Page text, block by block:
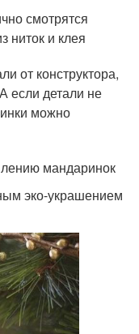
смотрятся
ниток и клея
от конструктора,
если детали не
можно
мандаринок
эко-украшением